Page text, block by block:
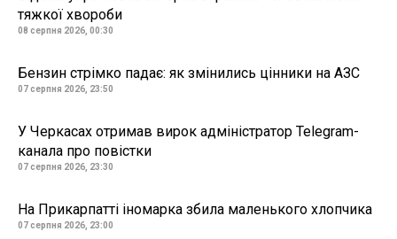
тяжкої хвороби
08 серпня 2026, 00:30
Бензин стрімко падає: як змінились цінники на АЗС
07 серпня 2026, 23:50
У Черкасах отримав вирок адміністратор Telegram-
канала про повістки
07 серпня 2026, 23:30
На Прикарпатті іномарка збила маленького хлопчика
07 серпня 2026, 23:00